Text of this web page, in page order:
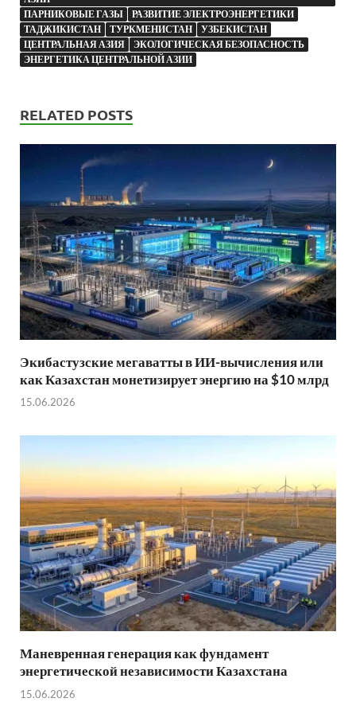
ПАРНИКОВЫЕ ГАЗЫ
РАЗВИТИЕ ЭЛЕКТРОЭНЕРГЕТИКИ
ТАДЖИКИСТАН
ТУРКМЕНИСТАН
УЗБЕКИСТАН
ЦЕНТРАЛЬНАЯ АЗИЯ
ЭКОЛОГИЧЕСКАЯ БЕЗОПАСНОСТЬ
ЭНЕРГЕТИКА ЦЕНТРАЛЬНОЙ АЗИИ
RELATED POSTS
Экибастузские мегаватты в ИИ-вычисления или
как Казахстан монетизирует энергию на $10 млрд
15.06.2026
Маневренная генерация как фундамент
энергетической независимости Казахстана
15.06.2026